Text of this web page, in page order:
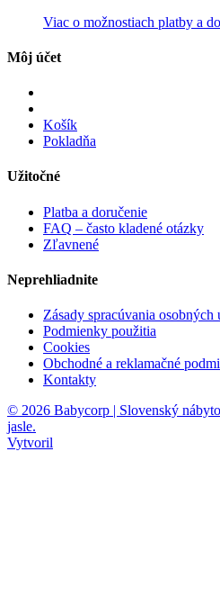
Viac o možnostiach platby a
Môj účet
Košík
Pokladňa
Užitočné
Platba a doručenie
FAQ – často kladené otázky
Zľavnené
Neprehliadnite
Zásady spracúvania osobných
Podmienky použitia
Cookies
Obchodné a reklamačné
Kontakty
© 2026 Babycorp | Slovenský
jasle.
Vytvoril